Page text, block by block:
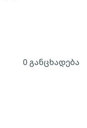
0 განცხადება